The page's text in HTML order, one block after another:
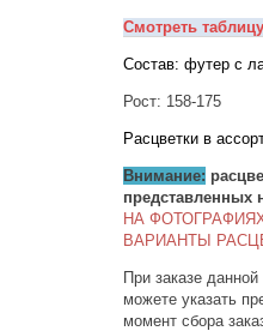
Смотреть
Состав: футер с
Рост: 158-175
Расцветки в
Внимание:
представленных
НА
ВАРИАНТЫ
При заказе
можете указать
момент сбора